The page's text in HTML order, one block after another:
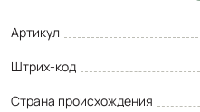
Артикул
Штрих-код
Страна происхождения